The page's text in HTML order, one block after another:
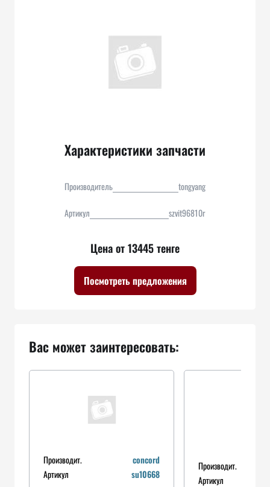
Характеристики запчасти
Производитель tongyang
Артикул szvit96810r
Цена от 13445 тенге
Посмотреть предложения
Вас может заинтересовать:
Производит.
concord
Артикул
su10668
Производит.
Артикул